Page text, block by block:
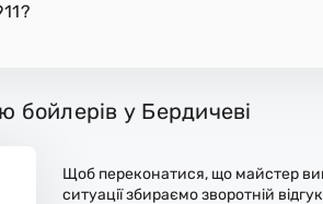
бойлерів у Бердичеві
Щоб переконатися, що майстер
ситуації збираємо зворотній